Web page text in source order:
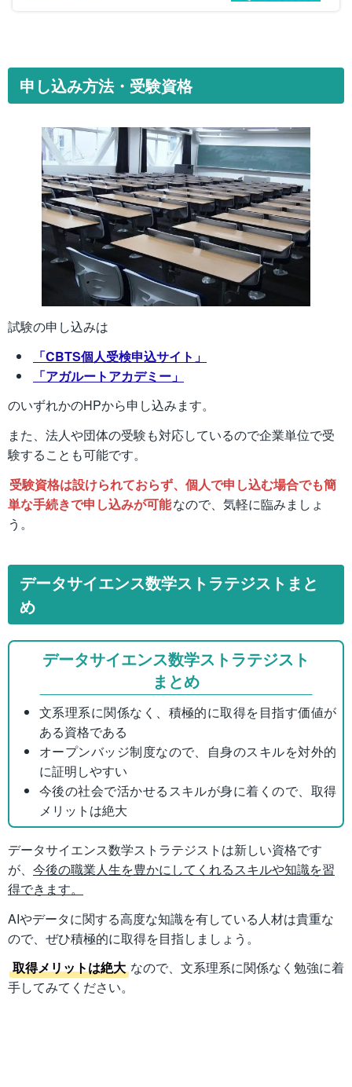
申し込み方法・受験資格
試験の申し込みは
「CBTS個人受検申込サイト」
「アガルートアカデミー」
のいずれかのHPから申し込みます。
また、法人や団体の受験も対応しているので企業単位で受
験することも可能です。
受験資格は設けられておらず、個人で申し込む場合でも簡
単な手続きで申し込みが可能なので、気軽に臨みましょ
う。
データサイエンス数学ストラテジストまと
め
データサイエンス数学ストラテジスト
まとめ
文系理系に関係なく、積極的に取得を目指す価値が
ある資格である
オープンバッジ制度なので、自身のスキルを対外的
に証明しやすい
今後の社会で活かせるスキルが身に着くので、取得
メリットは絶大
データサイエンス数学ストラテジストは新しい資格です
が、 今後の職業人生を豊かにしてくれるスキルや知識を習
得できます。
AIやデータに関する高度な知識を有している人材は貴重な
ので、ぜひ積極的に取得を目指しましょう。
取得メリットは絶大 なので、文系理系に関係なく勉強に着
手してみてください。